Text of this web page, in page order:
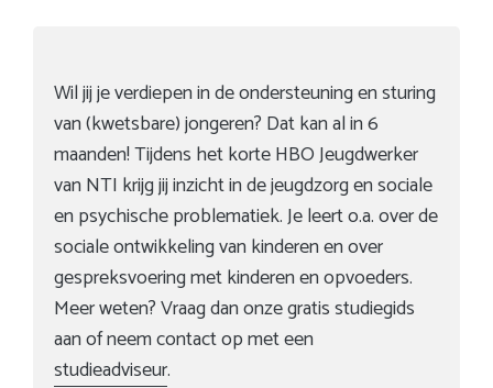
Wil jij je verdiepen in de ondersteuning en sturing
van (kwetsbare) jongeren? Dat kan al in 6
maanden! Tijdens het korte HBO Jeugdwerker
van NTI krijg jij inzicht in de jeugdzorg en sociale
en psychische problematiek. Je leert o.a. over de
sociale ontwikkeling van kinderen en over
gespreksvoering met kinderen en opvoeders.
Meer weten? Vraag dan onze gratis studiegids
aan of neem contact op met een
studieadviseur.